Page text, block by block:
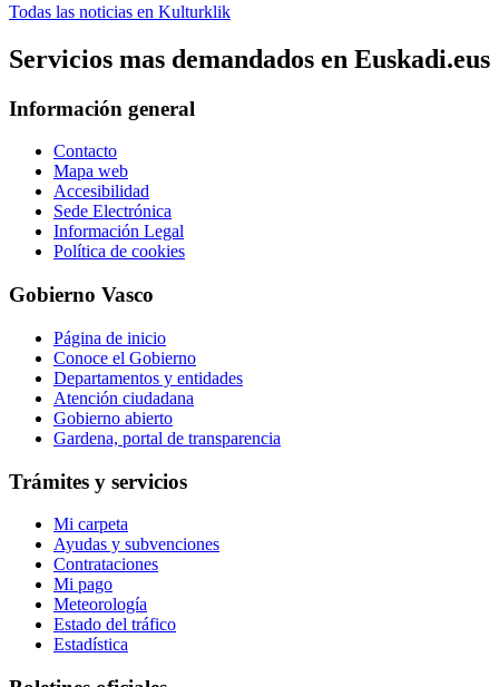
Todas las noticias en Kulturklik
Servicios mas demandados en Euskadi.eus
Información general
Contacto
Mapa web
Accesibilidad
Sede Electrónica
Información Legal
Política de cookies
Gobierno Vasco
Página de inicio
Conoce el Gobierno
Departamentos y entidades
Atención ciudadana
Gobierno abierto
Gardena, portal de transparencia
Trámites y servicios
Mi carpeta
Ayudas y subvenciones
Contrataciones
Mi pago
Meteorología
Estado del tráfico
Estadística